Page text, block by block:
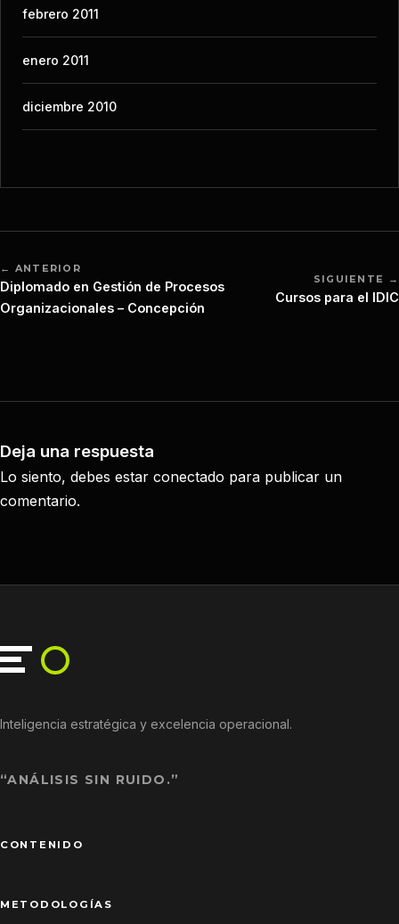
febrero 2011
enero 2011
diciembre 2010
← ANTERIOR
Diplomado en Gestión de Procesos
Organizacionales – Concepción
SIGUIENTE →
Cursos para el IDIC
Deja una respuesta
Lo siento, debes estar conectado para publicar un
comentario.
Inteligencia estratégica y excelencia operacional.
“ANÁLISIS SIN RUIDO.”
CONTENIDO
METODOLOGÍAS